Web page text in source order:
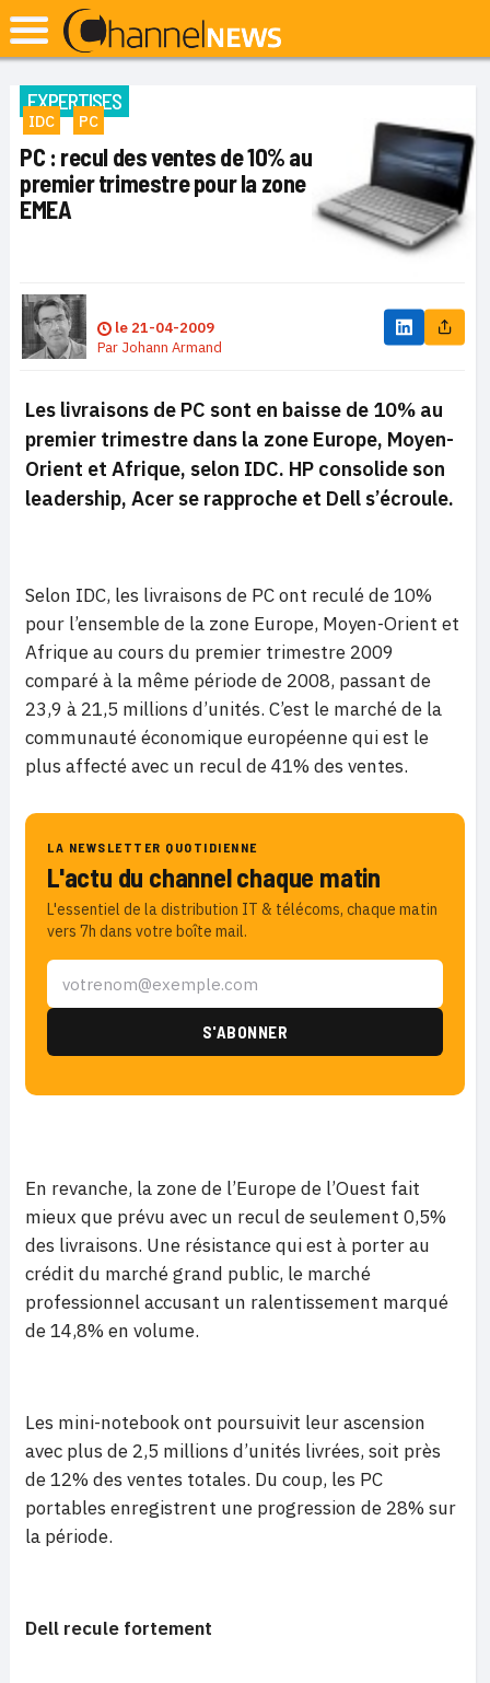
EXPERTISES
IDC PC
PC : recul des ventes de 10% au
premier trimestre pour la zone
EMEA
le 21-04-2009
Par Johann Armand
Les livraisons de PC sont en baisse de 10% au
premier trimestre dans la zone Europe, Moyen-
Orient et Afrique, selon IDC. HP consolide son
leadership, Acer se rapproche et Dell s’écroule.
Selon IDC, les livraisons de PC ont reculé de 10%
pour l’ensemble de la zone Europe, Moyen-Orient et
Afrique au cours du premier trimestre 2009
comparé à la même période de 2008, passant de
23,9 à 21,5 millions d’unités. C’est le marché de la
communauté économique européenne qui est le
plus affecté avec un recul de 41% des ventes.
LA NEWSLETTER QUOTIDIENNE
L'actu du channel chaque matin
L'essentiel de la distribution IT & télécoms, chaque matin
vers 7h dans votre boîte mail.
En revanche, la zone de l’Europe de l’Ouest fait
mieux que prévu avec un recul de seulement 0,5%
des livraisons. Une résistance qui est à porter au
crédit du marché grand public, le marché
professionnel accusant un ralentissement marqué
de 14,8% en volume.
Les mini-notebook ont poursuivit leur ascension
avec plus de 2,5 millions d’unités livrées, soit près
de 12% des ventes totales. Du coup, les PC
portables enregistrent une progression de 28% sur
la période.
Dell recule fortement